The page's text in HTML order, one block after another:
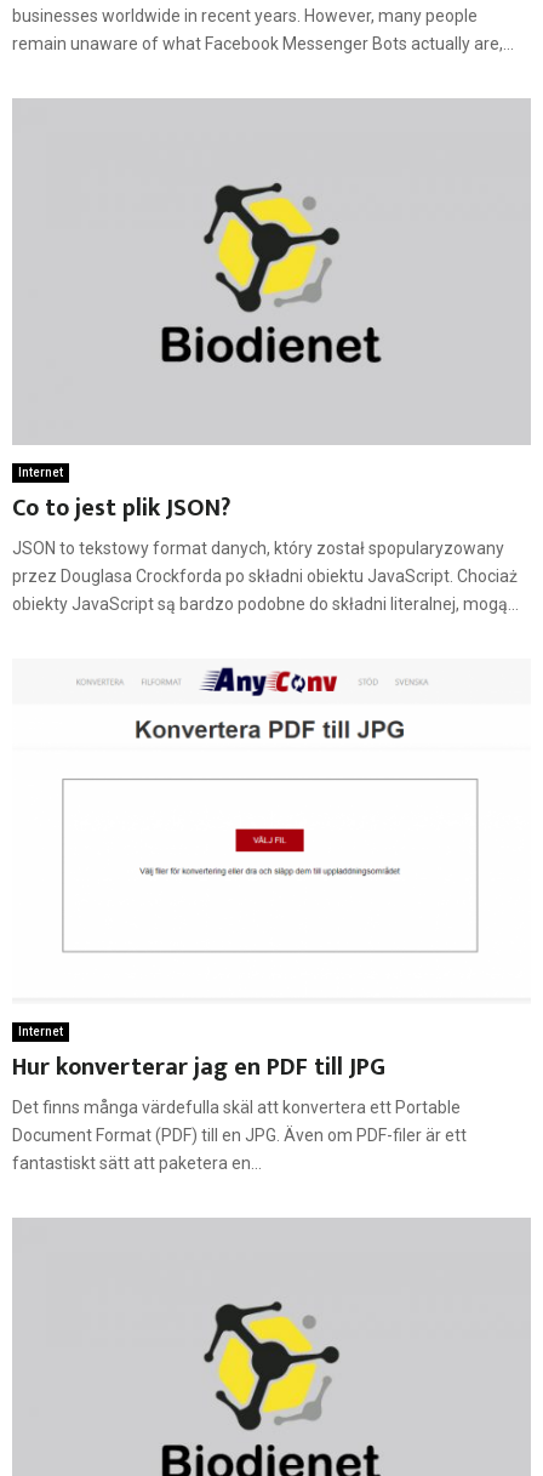
businesses worldwide in recent years. However, many people
remain unaware of what Facebook Messenger Bots actually are,...
Internet
Co to jest plik JSON?
JSON to tekstowy format danych, który został spopularyzowany
przez Douglasa Crockforda po składni obiektu JavaScript. Chociaż
obiekty JavaScript są bardzo podobne do składni literalnej, mogą...
Internet
Hur konverterar jag en PDF till JPG
Det finns många värdefulla skäl att konvertera ett Portable
Document Format (PDF) till en JPG. Även om PDF-filer är ett
fantastiskt sätt att paketera en...